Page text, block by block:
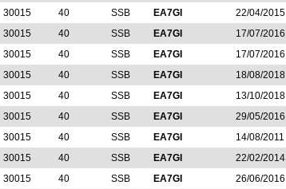
30015 40 SSB EA7GI
22/04/2015
30015 40 SSB EA7GI
17/07/2016
30015 40 SSB EA7GI
17/07/2016
30015 40 SSB EA7GI
18/08/2018
30015 40 SSB EA7GI
13/10/2018
30015 40 SSB EA7GI
29/05/2016
30015 40 SSB EA7GI
14/08/2011
30015 40 SSB EA7GI
22/02/2014
30015 40 SSB EA7GI
26/06/2016